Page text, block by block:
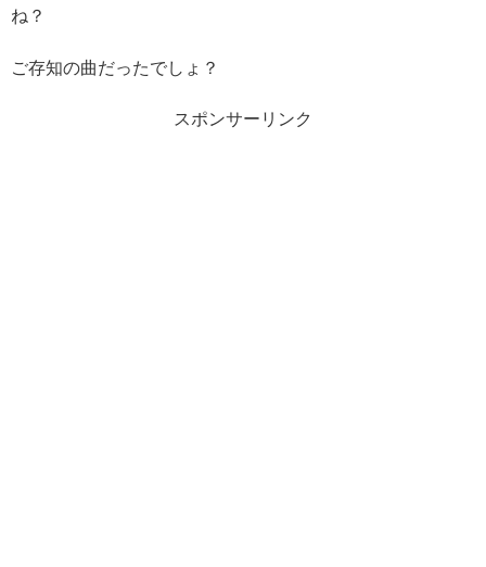
ね？
ご存知の曲だったでしょ？
スポンサーリンク